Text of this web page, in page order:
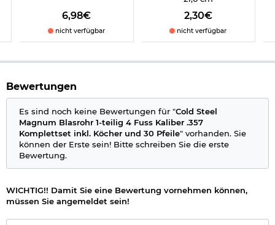
Wichtige waffenrechtliche Informationen: Artikel frei ab 18
uns einenAltersnachweis
zusenden, sofern uns dieser noch
Herstellerinformationen
Verantwortliche Person für die EU
6,98€
nicht verfügbar
2,30€
nicht verfügbar
Bewertungen
Es sind noch keine Bewertungen für "Cold Steel
Magnum Blasrohr 1-teilig 4 Fuss Kaliber .357
Komplettset inkl. Köcher und 30 Pfeile" vorhanden. Sie
können der Erste sein! Bitte schreiben Sie die erste
Bewertung.
WICHTIG!! Damit Sie eine Bewertung vornehmen können,
müssen Sie angemeldet sein!